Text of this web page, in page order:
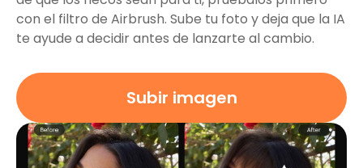
con el filtro de Airbrush. Sube tu foto y deja que la IA
te ayude a decidir antes de lanzarte al cambio.
Subir imagen